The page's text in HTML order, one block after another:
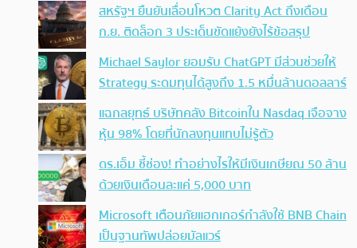
สหรัฐฯ ยืนยันเลื่อนโหวต Clarity Act ถึงเดือน
ก.ย. ติดล็อก 3 ประเด็นขัดแย้งยังไร้ข้อสรุป
Michael Saylor ยอมรับ ChatGPT มีส่วนช่วยให้
Strategy ระดมทุนได้สูงถึง 1.5 หมื่นล้านดอลลาร์
แฉกลยุทธ์ บริษัทคลัง Bitcoinใน Nasdaq เจือจาง
หุ้น 98% โดยที่นักลงทุนแทบไม่รู้ตัว
ดร.เอ็ม ชี้ช่อง! ทำอย่างไรให้มีเงินเกษียณ 50 ล้าน
ด้วยเงินเดือนละแค่ 5,000 บาท
Microsoft เตือนภัยแฮกเกอร์กำลังใช้ BNB Chain
เป็นฐานทัพปล่อยมัลแวร์